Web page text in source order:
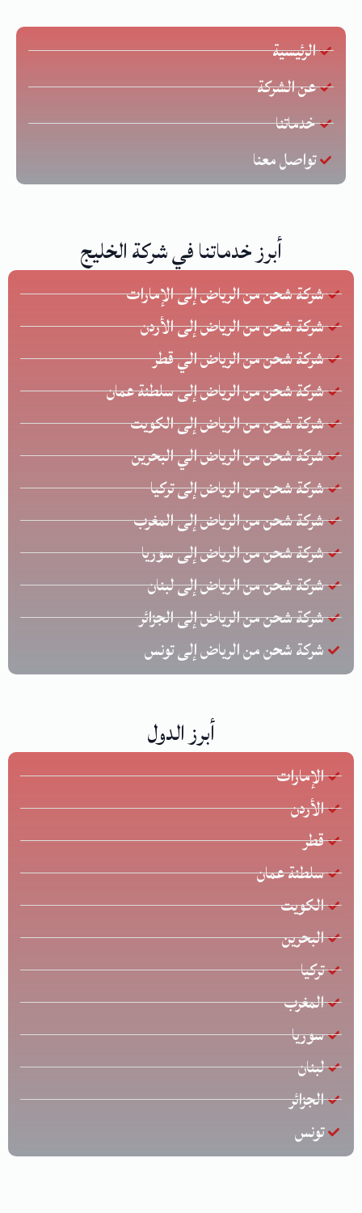
الرئيسية
عن الشركة
خدماتنا
تواصل معنا
أبرز خدماتنا في شركة الخليج
شركة شحن من الرياض إلى الإمارات
شركة شحن من الرياض إلى الأردن
شركة شحن من الرياض الي قطر
شركة شحن من الرياض إلى سلطنة عمان
شركة شحن من الرياض إلى الكويت
شركة شحن من الرياض الي البحرين
شركة شحن من الرياض إلى تركيا
شركة شحن من الرياض إلى المغرب
شركة شحن من الرياض إلى سوريا
شركة شحن من الرياض إلى لبنان
شركة شحن من الرياض إلى الجزائر
شركة شحن من الرياض إلى تونس
أبرز الدول
الإمارات
الأردن
قطر
سلطنة عمان
الكويت
البحرين
تركيا
المغرب
سوريا
لبنان
الجزائر
تونس